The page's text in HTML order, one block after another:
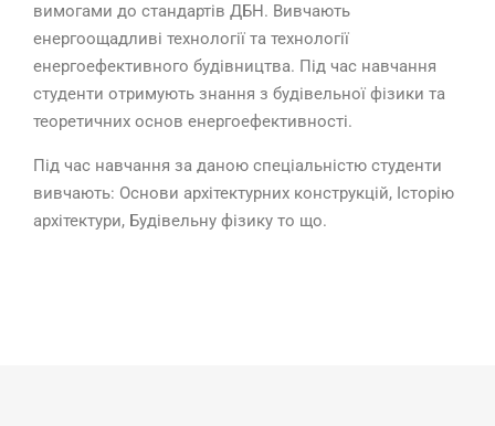
вимогами до стандартів ДБН. Вивчають
енергоощадливі технології та технології
енергоефективного будівництва. Під час навчання
студенти отримують знання з будівельної фізики та
теоретичних основ енергоефективності.
Під час навчання за даною спеціальністю студенти
вивчають: Основи архітектурних конструкцій, Історію
архітектури, Будівельну фізику то що.